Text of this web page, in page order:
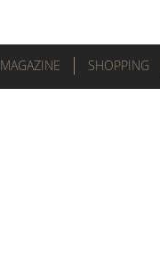
MAGAZINE SHOPPING